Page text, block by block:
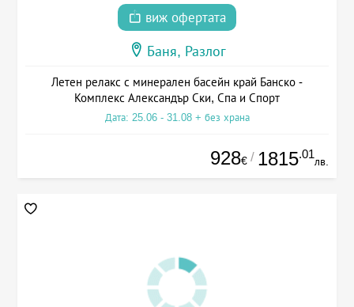
виж офертата
Баня, Разлог
Летен релакс с минерален басейн край Банско -
Комплекс Александър Ски, Спа и Спорт
Дата: 25.06 - 31.08 + без храна
928€ / 1815.01
лв.